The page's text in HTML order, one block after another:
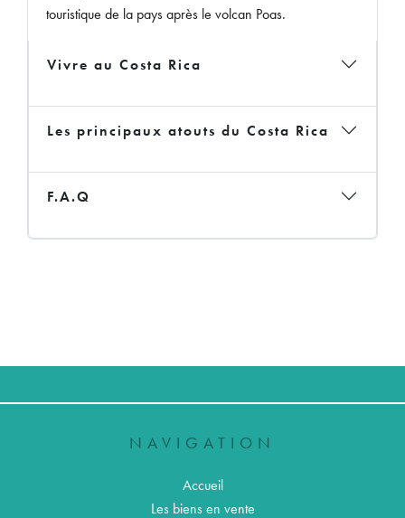
touristique de la pays après le volcan Poas.
Vivre au Costa Rica
Les principaux atouts du Costa Rica
F.A.Q
NAVIGATION
Accueil
Les biens en vente